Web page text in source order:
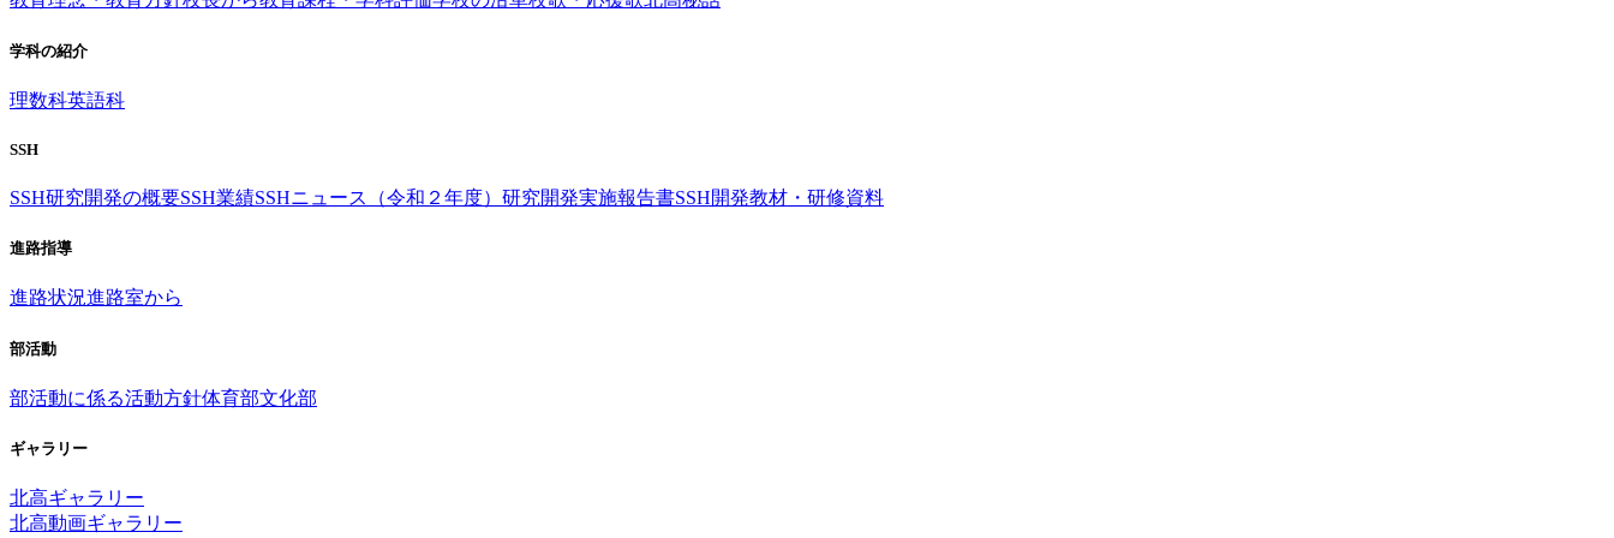
学科の紹介
理数科英語科
SSH
SSH研究開発の概要SSH業績SSHニュース（令和２年度） 研究開発実施報告書SSH開発教材・研修資料
進路指導
進路状況進路室から
部活動
部活動に係る活動方針体育部文化部
ギャラリー
北高ギャラリー
北高動画ギャラリー